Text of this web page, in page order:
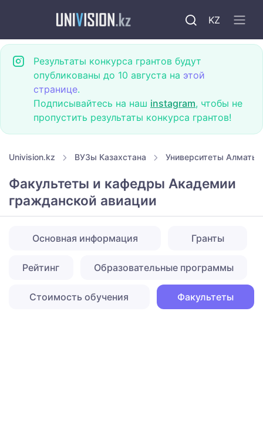
KZ
Результаты конкурса грантов будут
опубликованы до 10 августа на этой
странице.
Подписывайтесь на наш instagram, чтобы не
пропустить результаты конкурса грантов!
Univision.kz ВУЗы Казахстана Университеты Алматы
Факультеты и кафедры Академии
гражданской авиации
Основная информация Гранты
Рейтинг Образовательные программы
Стоимость обучения Факультеты